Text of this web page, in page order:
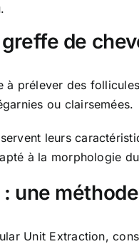
greffe de
prélever des
ou clairsemées.
leurs
à la morphologie
: une
Unit Extraction,